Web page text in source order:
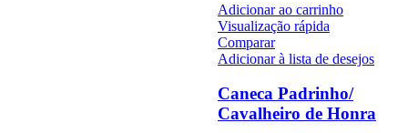
Adicionar ao carrinho
Visualização rápida
Comparar
Adicionar à lista de desejos
Caneca Padrinho/
Cavalheiro de Honra